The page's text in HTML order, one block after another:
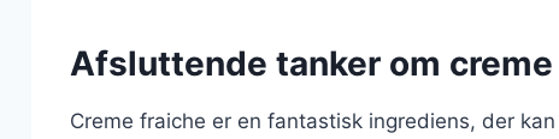
Afsluttende tanker om
Creme fraiche er en fantastisk ingrediens, der